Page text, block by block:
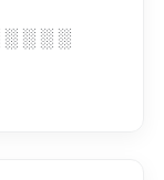
░ ░ ░ ░